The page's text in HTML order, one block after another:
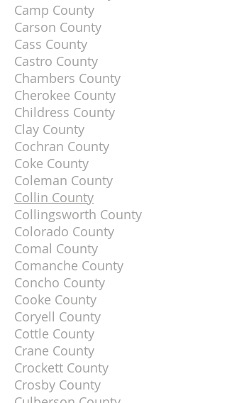
Camp County
Carson County
Cass County
Castro County
Chambers County
Cherokee County
Childress County
Clay County
Cochran County
Coke County
Coleman County
Collin County
Collingsworth County
Colorado County
Comal County
Comanche County
Concho County
Cooke County
Coryell County
Cottle County
Crane County
Crockett County
Crosby County